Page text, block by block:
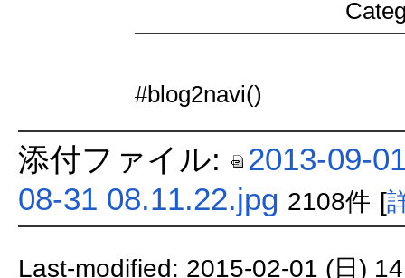
#blog2navi()
添付ファイル:
2013-09-
08-31 08.11.22.jpg 2108件 [
Last-modified: 2015-02-01 (日)